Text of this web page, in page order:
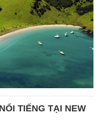
TIẾNG TẠI NEW